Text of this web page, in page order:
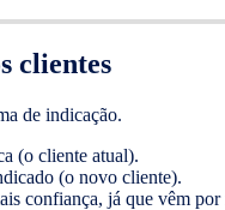
clientes
de indicação.
(o cliente atual).
(o novo cliente).
confiança, já que vêm por